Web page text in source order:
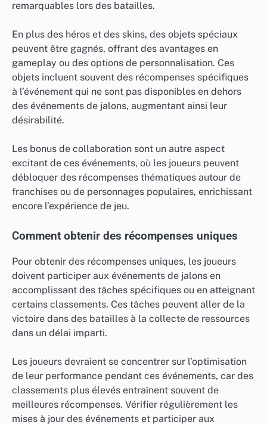
remarquables lors des batailles.
En plus des héros et des skins, des objets spéciaux
peuvent être gagnés, offrant des avantages en
gameplay ou des options de personnalisation. Ces
objets incluent souvent des récompenses spécifiques
à l’événement qui ne sont pas disponibles en dehors
des événements de jalons, augmentant ainsi leur
désirabilité.
Les bonus de collaboration sont un autre aspect
excitant de ces événements, où les joueurs peuvent
débloquer des récompenses thématiques autour de
franchises ou de personnages populaires, enrichissant
encore l’expérience de jeu.
Comment obtenir des récompenses uniques
Pour obtenir des récompenses uniques, les joueurs
doivent participer aux événements de jalons en
accomplissant des tâches spécifiques ou en atteignant
certains classements. Ces tâches peuvent aller de la
victoire dans des batailles à la collecte de ressources
dans un délai imparti.
Les joueurs devraient se concentrer sur l’optimisation
de leur performance pendant ces événements, car des
classements plus élevés entraînent souvent de
meilleures récompenses. Vérifier régulièrement les
mises à jour des événements et participer aux